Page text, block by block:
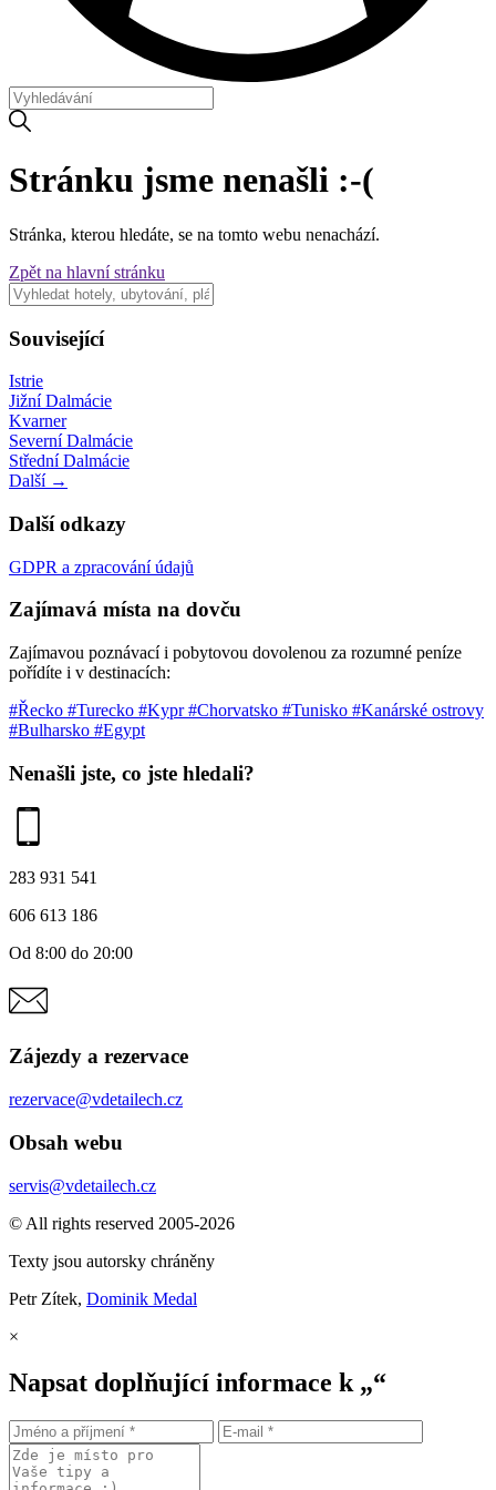
Stránku jsme nenašli :-(
Stránka, kterou hledáte, se na tomto webu nenachází.
Zpět na hlavní stránku
Související
Istrie
Jižní Dalmácie
Kvarner
Severní Dalmácie
Střední Dalmácie
Další →
Další odkazy
GDPR a zpracování údajů
Zajímavá místa na dovču
Zajímavou poznávací i pobytovou dovolenou za rozumné peníze
pořídíte i v destinacích:
#Řecko #Turecko #Kypr#Chorvatsko #Tunisko #Kanárské ostrovy
#Bulharsko #Egypt
Nenašli jste, co jste hledali?
283 931 541
606 613 186
Od 8:00 do 20:00
Zájezdy a rezervace
rezervace@vdetailech.cz
Obsah webu
servis@vdetailech.cz
© All rights reserved 2005-2026
Texty jsou autorsky chráněny
Petr Zítek, Dominik Medal
×
Napsat doplňující informace k „“